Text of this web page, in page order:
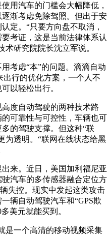
用汽车的门槛会大幅降低，
渐考虑免除驾照。但出于安
定。“只要方向盘不取消，
考证，这是当前法律体系认
术研究院院长沈立军说。
考虑“本”的问题。滴滴自动
行的优化方案，一个人不
以轻松出行。
度自动驾驶的两种技术路
可靠性与可控性，车辆也可
的驾驶支撑。但这种“联
为透明。“联网在线状态给黑
来。近日，美国加利福尼亚
汽车的多传感器融合定位方
失控。现实中发起这类攻击
辆自动驾驶汽车和“GPS欺
美元就能买到。
是一个高清的移动视频采集